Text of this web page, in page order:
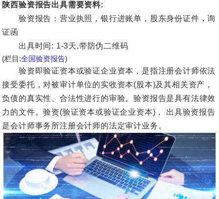
陕西验资报告出具需要资料:
验资报告：营业执照，银行进账单，股东身份证件，询
证函
出具时间: 1-3天,带防伪二维码
(栏目:全国验资报告)
验资即验证资本或验证企业资本，是指注册会计师依法
接受委托，对被审计单位的实收资本(股本)及其相关资产，
负债的真实性、合法性进行的审验。验资报告是具有法律效
力的文件。验资(验证资本或验证企业资本)， 出具验资报告
是会计师事务所注册会计师的法定审计业务。